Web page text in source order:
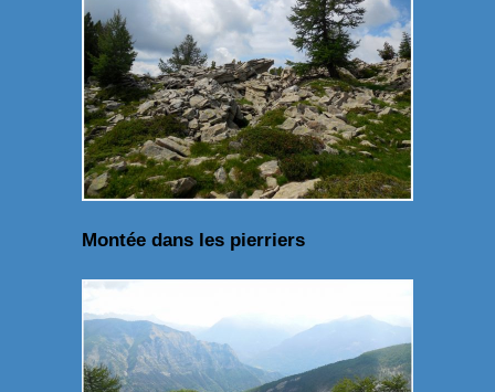
Montée dans les pierriers